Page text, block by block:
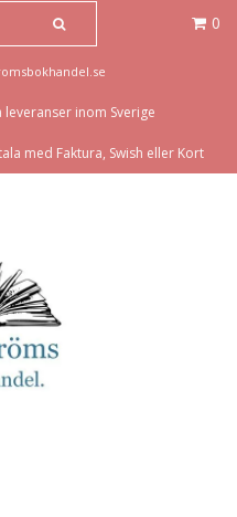
0
inom Sverige
med Faktura, Swish eller Kort